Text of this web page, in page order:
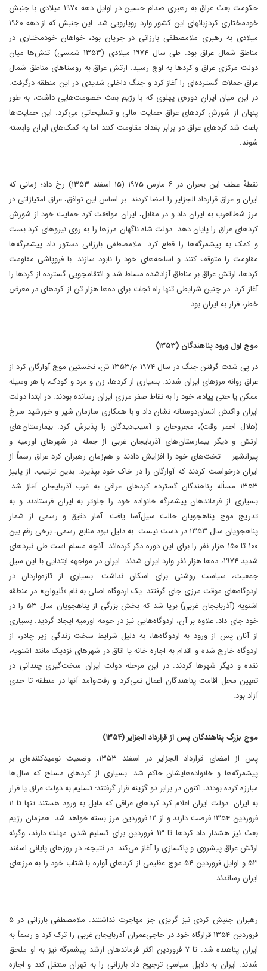
‏حکومت بعث عراق به رهبری صدام حسین در اوایل دهه ۱۹۷۰ میلادی با جنبش
خودمختاری کردزبانهای این کشور وارد رویارویی شد. این جنبش که از دهه ۱۹۶۰
میلادی به رهبری ملامصطفی بارزانی در جریان بود، خواهان خودمختاری در
مناطق شمال عراق بود​. طی سال ۱۹۷۴ میلادی (۱۳۵۳ شمسی) تنش‌ها میان
دولت مرکزی عراق و کردها به اوج رسید. ارتش عراق به روستاهای مناطق شمال
عراق حملات گسترده‌ای را آغاز کرد و جنگ داخلی شدیدی در این منطقه درگرفت​.
در این میان ایرانِ دوره‌ی پهلوی که با رژیم بعث خصومت‌هایی داشت، به طور
پنهان از شورش کردهای عراق حمایت مالی و تسلیحاتی می‌کرد​. این حمایت‌ها
باعث شد کردهای عراق در برابر بغداد مقاومت کنند اما به کمک‌های ایران وابسته
شوند​.
نقطهٔ عطف این بحران در ۶ مارس ۱۹۷۵ (۱۵ اسفند ۱۳۵۳) رخ داد؛ زمانی که
ایران و عراق قرارداد الجزایر را امضا کردند​. بر اساس این توافق، عراق امتیازاتی در
مرز شط‌العرب به ایران داد و در مقابل، ایران موافقت کرد حمایت خود از شورش
کردهای عراق را پایان دهد​. دولت شاه ناگهان مرزها را به روی نیروهای کرد بست
و کمک به پیشمرگه‌ها را قطع کرد​. ملامصطفی بارزانی دستور داد پیشمرگه‌ها
مقاومت را متوقف کنند و اسلحه‌های خود را نابود سازند​. با فروپاشی مقاومت
کردها، ارتش عراق بر مناطق آزادشده مسلط شد و انتقامجویی گسترده از کردها را
آغاز کرد. در چنین شرایطی تنها راه نجات برای ده‌ها هزار تن از کردهای در معرض
خطر، فرار به ایران بود.
موج اول ورود پناهندگان (۱۳۵۳)
‏در پی شدت گرفتن جنگ در سال ۱۹۷۴ م/۱۳۵۳ ش، نخستین موج آوارگان کرد از
عراق روانه مرزهای ایران شدند​. بسیاری از کردها، زن و مرد و کودک، با هر وسیله
ممکن یا حتی پیاده، خود را به نقاط صفر مرزی ایران رسانده بودند​. در ابتدا دولت
ایران واکنش انسان‌دوستانه نشان داد و با همکاری سازمان شیر و خورشید سرخ
(هلال احمر وقت)، مجروحان و آسیب‌دیدگان را پذیرش کرد. بیمارستان‌های
ارتش و دیگر بیمارستان‌های آذربایجان غربی از جمله در شهرهای اورمیه و
پیرانشهر – تخت‌های خود را افزایش دادند و هم‌زمان رهبران کرد عراق رسماً از
ایران درخواست کردند که آوارگان را در خاک خود بپذیرد. بدین ترتیب، از پاییز
۱۳۵۳ مسأله پناهندگان گسترده کردهای عراقی به غرب آذربایجان آغاز شد​.
بسیاری از فرماندهان پیشمرگه خانواده خود را جلوتر به ایران فرستادند و به
تدریج موج پناهجویان حالت سیل‌آسا یافت​. آمار دقیق و رسمی از شمار
پناهجویان سال ۱۳۵۳ در دست نیست. به دلیل نبود منابع رسمی، برخی رقم بین
۱۰۰ تا ۱۵۰ هزار نفر را برای این دوره ذکر کرده‌اند. آنچه مسلم است طی نبردهای
شدید ۱۹۷۴، ده‌ها هزار نفر وارد ایران شدند. ایران در مواجهه ابتدایی با این سیل
جمعیت، سیاست روشنی برای اسکان نداشت​. بسیاری از تازه‌واردان در
اردوگاه‌های موقت مرزی جای گرفتند. یک اردوگاه اصلی به نام «نَلیوان» در منطقه
اشنویه (آذربایجان غربی) برپا شد که بخش بزرگی از پناهجویان سال ۵۳ را در
خود جای داد​. علاوه بر آن، اردوگاه‌هایی نیز در حومه اورمیه ایجاد گردید​. بسیاری
از آنان پس از ورود به اردوگاه‌ها، به دلیل شرایط سخت زندگی زیر چادر، از
اردوگاه خارج شده و اقدام به اجاره خانه یا اتاق در شهرهای نزدیک مانند اشنویه،
نقده و دیگر شهرها کردند​. در این مرحله دولت ایران سخت‌گیری چندانی در
تعیین محل اقامت پناهندگان اعمال نمی‌کرد و رفت‌وآمد آنها در منطقه تا حدی
آزاد بود.
موج بزرگ پناهندگان پس از قرارداد الجزایر (۱۳۵۴)
‏پس از امضای قرارداد الجزایر در اسفند ۱۳۵۳، وضعیت نومیدکننده‌ای بر
پیشمرگه‌ها و خانواده‌هایشان حاکم شد​. بسیاری از کردهای مسلح که سال‌ها
مبارزه کرده بودند، اکنون در برابر دو گزینه قرار گرفتند: تسلیم به دولت عراق یا فرار
به ایران​. دولت ایران اعلام کرد کردهای عراقی که مایل به ورود هستند تنها تا ۱۱
فروردین ۱۳۵۴ فرصت دارند و از ۱۲ فروردین مرز بسته خواهد شد​. همزمان رژیم
بعث نیز هشدار داد کردها تا ۱۳ فروردین برای تسلیم شدن مهلت دارند، وگرنه
ارتش عراق پیشروی و پاکسازی را آغاز می‌کند​. در نتیجه، در روزهای پایانی اسفند
۵۳ و اوایل فروردین ۵۴ موج عظیمی از کردهای آواره با شتاب خود را به مرزهای
ایران رساندند.
رهبران جنبش کردی نیز گریزی جز مهاجرت نداشتند. ملامصطفی بارزانی در ۵
فروردین ۱۳۵۴ قرارگاه خود در حاجی‌عمران آذربایجان غربی را ترک کرد و رسماً به
ایران پناهنده شد​. تا ۷ فروردین اکثر فرماندهان ارشد پیشمرگه نیز به او ملحق
شدند​. ایران به دلایل سیاسی ترجیح داد بارزانی را به تهران منتقل کند و اجازه